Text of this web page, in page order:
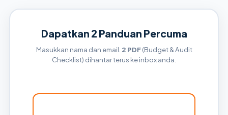
Dapatkan 2 Panduan Percuma
Masukkan nama dan email. 2 PDF(Budget & Audit
Checklist) dihantar terus ke inbox anda.